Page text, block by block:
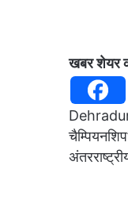
खबर शेयर